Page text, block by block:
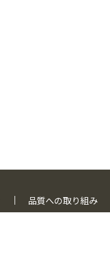
品質への取り組み